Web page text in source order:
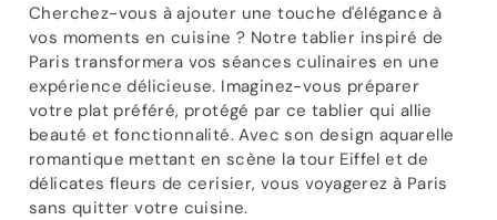
Cherchez-vous à ajouter une touche d'élégance à
vos moments en cuisine ? Notre tablier inspiré de
Paris transformera vos séances culinaires en une
expérience délicieuse. Imaginez-vous préparer
votre plat préféré, protégé par ce tablier qui allie
beauté et fonctionnalité. Avec son design aquarelle
romantique mettant en scène la tour Eiffel et de
délicates fleurs de cerisier, vous voyagerez à Paris
sans quitter votre cuisine.